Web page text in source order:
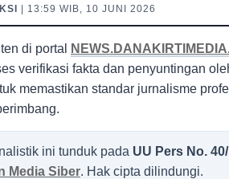
| 13:59 WIB, 10 JUNI 2026
di portal
verifikasi fakta dan penyuntingan
memastikan standar jurnalisme
ini tunduk pada UU Pers No.
Media Siber. Hak cipta dilindungi.